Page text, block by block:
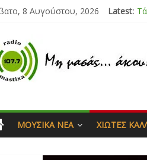
8 Αυγούστου, 2026 Latest:
ΜΟΥΣΙΚΆ ΝΈΑ ΧΙΏΤΕΣ